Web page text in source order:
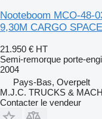
Nooteboom MCO-48-
9,30M CARGO
21.950 € HT
Semi-remorque porte-
2004
Pays-Bas, Overpelt
M.J.C. TRUCKS &
Contacter le vendeur